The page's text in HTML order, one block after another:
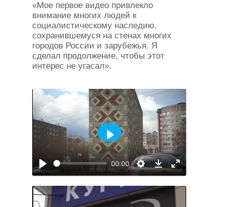
«Мое первое видео привлекло
внимание многих людей к
социалистическому наследию,
сохранившемуся на стенах многих
городов России и зарубежья. Я
сделал продолжение, чтобы этот
интерес не угасал».
Воспроизвести
00:00
НастройкиDownload
На
экран
Воспроизвести